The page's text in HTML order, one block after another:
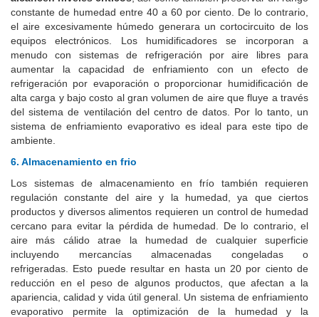
constante de humedad entre 40 a 60 por ciento. De lo contrario,
el aire excesivamente húmedo generara un cortocircuito de los
equipos electrónicos. Los humidificadores se incorporan a
menudo con sistemas de refrigeración por aire libres para
aumentar la capacidad de enfriamiento con un efecto de
refrigeración por evaporación o proporcionar humidificación de
alta carga y bajo costo al gran volumen de aire que fluye a través
del sistema de ventilación del centro de datos. Por lo tanto, un
sistema de enfriamiento evaporativo es ideal para este tipo de
ambiente.
6. Almacenamiento en frio
Los sistemas de almacenamiento en frío también requieren
regulación constante del aire y la humedad, ya que ciertos
productos y diversos alimentos requieren un control de humedad
cercano para evitar la pérdida de humedad. De lo contrario, el
aire más cálido atrae la humedad de cualquier superficie
incluyendo mercancías almacenadas congeladas o
refrigeradas. Esto puede resultar en hasta un 20 por ciento de
reducción en el peso de algunos productos, que afectan a la
apariencia, calidad y vida útil general. Un sistema de enfriamiento
evaporativo permite la optimización de la humedad y la